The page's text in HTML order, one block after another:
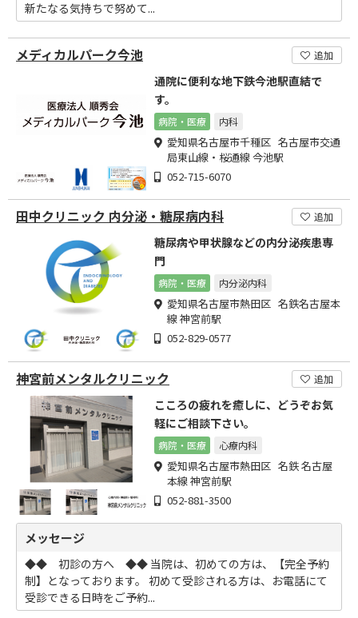
新たなる気持ちで努めて...
メディカルパーク今池 追加
通院に便利な地下鉄今池駅直結で
す。
病院・医療 内科
愛知県名古屋市千種区 名古屋市交通
局東山線・桜通線 今池駅
052-715-6070
田中クリニック 内分泌・糖尿病内科 追加
糖尿病や甲状腺などの内分泌疾患専
門
病院・医療 内分泌内科
愛知県名古屋市熱田区 名鉄名古屋本
線 神宮前駅
052-829-0577
神宮前メンタルクリニック 追加
こころの疲れを癒しに、どうぞお気
軽にご相談下さい。
病院・医療 心療内科
愛知県名古屋市熱田区 名鉄 名古屋
本線 神宮前駅
052-881-3500
メッセージ
◆◆ 初診の方へ ◆◆ 当院は、初めての方は、【完全予約
制】となっております。 初めて受診される方は、お電話にて
受診できる日時をご予約...